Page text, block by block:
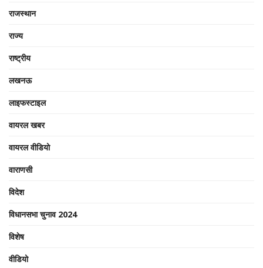
राजस्थान
राज्य
राष्ट्रीय
लखनऊ
लाइफस्टाइल
वायरल खबर
वायरल वीडियो
वाराणसी
विदेश
विधानसभा चुनाव 2024
विशेष
वीडियो